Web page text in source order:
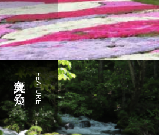
FEATURE
奥入瀬を知る